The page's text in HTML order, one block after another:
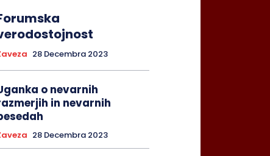
28 Decembra 2023
o nevarnih
in nevarnih
28 Decembra 2023